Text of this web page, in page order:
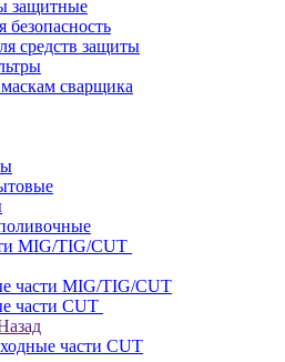
защитные
безопасность
средств защиты
сварщика
MIG/TIG/CUT
части MIG/TIG/CUT
части CUT
части CUT